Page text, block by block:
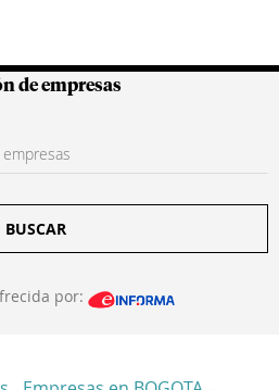
Colombianas
de empresas
BUSCAR
por: